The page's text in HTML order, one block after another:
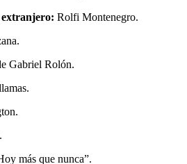
Rolfi Montenegro.
Gabriel Rolón.
más que nunca”.